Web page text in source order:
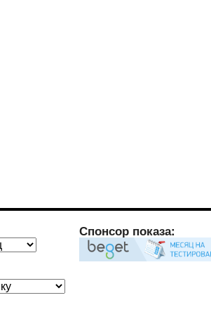
Спонсор показа: